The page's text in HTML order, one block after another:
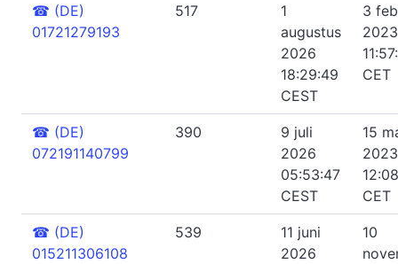
☎ (DE)
01721279193
517
1
augustus
2026
18:29:49
CEST
3
2023
CET
☎ (DE)
072191140799
390
9 juli
2026
05:53:47
CEST
15
2023
CET
☎ (DE)
015211306108
539
11 juni
2026
10